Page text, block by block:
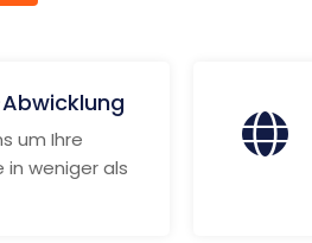
um Ihre
weniger als